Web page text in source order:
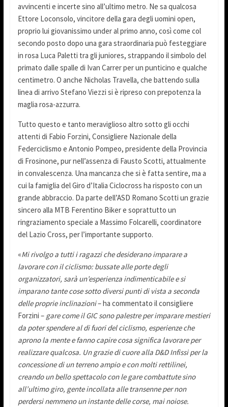
avvincenti e incerte sino all’ultimo metro. Ne sa qualcosa
Ettore Loconsolo, vincitore della gara degli uomini open,
proprio lui giovanissimo under al primo anno, così come col
secondo posto dopo una gara straordinaria può festeggiare
in rosa Luca Paletti tra gli juniores, strappando il simbolo del
primato dalle spalle di Ivan Carrer per un punticino e qualche
centimetro. O anche Nicholas Travella, che battendo sulla
linea di arrivo Stefano Viezzi si è ripreso con prepotenza la
maglia rosa-azzurra.
Tutto questo e tanto meraviglioso altro sotto gli occhi
attenti di Fabio Forzini, Consigliere Nazionale della
Federciclismo e Antonio Pompeo, presidente della Provincia
di Frosinone, pur nell’assenza di Fausto Scotti, attualmente
in convalescenza. Una mancanza che si è fatta sentire, ma a
cui la famiglia del Giro d’Italia Ciclocross ha risposto con un
grande abbraccio. Da parte dell’ASD Romano Scotti un grazie
sincero alla MTB Ferentino Biker e soprattutto un
ringraziamento speciale a Massimo Folcarelli, coordinatore
del Lazio Cross, per l’importante supporto.
«Mi rivolgo a tutti i ragazzi che desiderano imparare a
lavorare con il ciclismo: bussate alle porte degli
organizzatori, sarà un’esperienza indimenticabile e si
imparano tante cose sotto diversi punti di vista a seconda
delle proprie inclinazioni– ha commentato il consigliere
Forzini – gare come il GIC sono palestre per imparare mestieri
da poter spendere al di fuori del ciclismo, esperienze che
aprono la mente e fanno capire cosa significa lavorare per
realizzare qualcosa. Un grazie di cuore alla D&D Infissi per la
concessione di un terreno ampio e con molti rettilinei,
creando un bello spettacolo con le gare combattute sino
all’ultimo giro, gente incollata alle transenne per non
perdersi nemmeno un instante delle corse, mai noiose.